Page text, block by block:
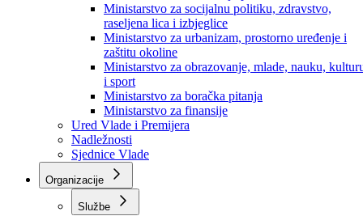
Ministarstvo za privredu
Ministarstvo za pravosuđe, upravu i radne odnose
Ministarstvo za unutrašnje poslove
Ministarstvo za socijalnu politiku, zdravstvo,
raseljena lica i izbjeglice
Ministarstvo za urbanizam, prostorno uređenje i
zaštitu okoline
Ministarstvo za obrazovanje, mlade, nauku,
i sport
Ministarstvo za boračka pitanja
Ministarstvo za finansije
Ured Vlade i Premijera
Nadležnosti
Sjednice Vlade